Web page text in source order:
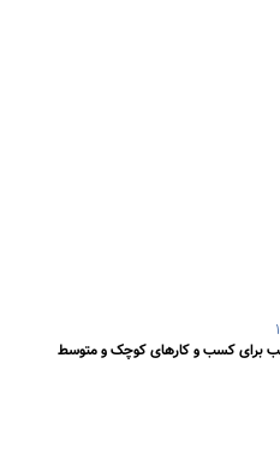
برای کسب و کارهای کوچک و متوسط